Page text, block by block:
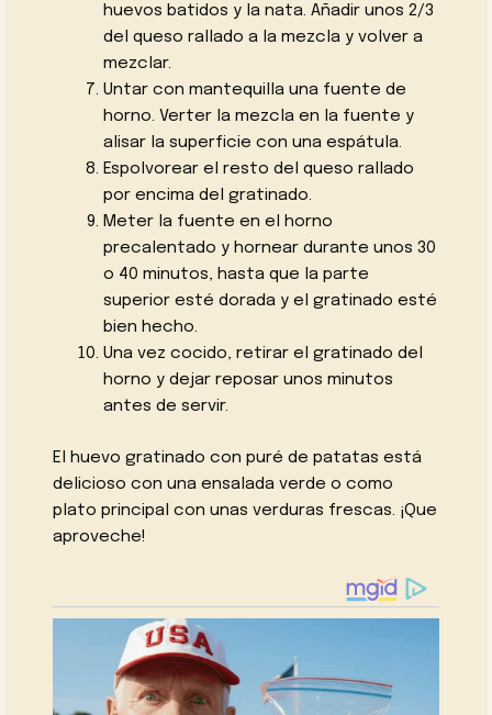
huevos batidos y la nata. Añadir unos 2/3
del queso rallado a la mezcla y volver a
mezclar.
Untar con mantequilla una fuente de
horno. Verter la mezcla en la fuente y
alisar la superficie con una espátula.
Espolvorear el resto del queso rallado
por encima del gratinado.
Meter la fuente en el horno
precalentado y hornear durante unos 30
o 40 minutos, hasta que la parte
superior esté dorada y el gratinado esté
bien hecho.
Una vez cocido, retirar el gratinado del
horno y dejar reposar unos minutos
antes de servir.
El huevo gratinado con puré de patatas está
delicioso con una ensalada verde o como
plato principal con unas verduras frescas. ¡Que
aproveche!